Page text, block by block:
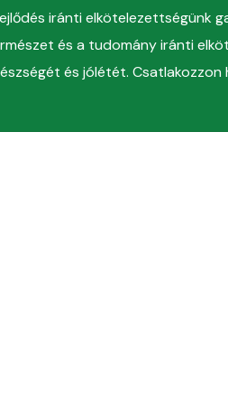
iránti elkötelezettségünk
és a tudomány iránti
és jólétét.